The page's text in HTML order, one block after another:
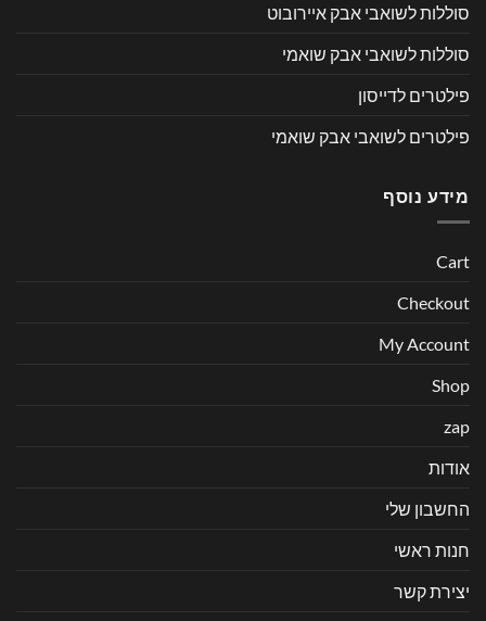
סוללות לשואבי אבק איירובוט
סוללות לשואבי אבק שואמי
פילטרים לדייסון
פילטרים לשואבי אבק שואמי
מידע נוסף
Cart
Checkout
My Account
Shop
zap
אודות
החשבון שלי
חנות ראשי
יצירת קשר